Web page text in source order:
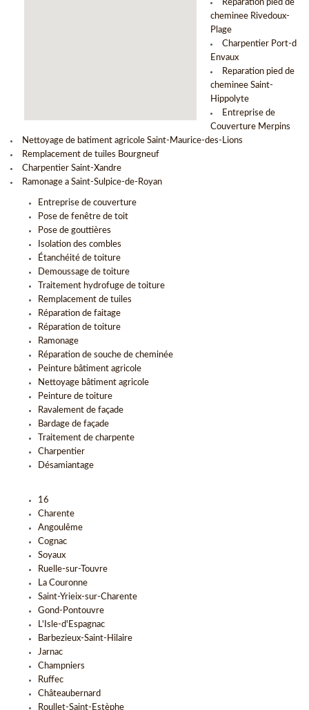
Reparation pied de
cheminee Rivedoux-
Plage
Charpentier Port-d
Envaux
Reparation pied de
cheminee Saint-
Hippolyte
Entreprise de
Couverture Merpins
Nettoyage de batiment agricole Saint-Maurice-des-Lions
Remplacement de tuiles Bourgneuf
Charpentier Saint-Xandre
Ramonage a Saint-Sulpice-de-Royan
Entreprise de couverture
Pose de fenêtre de toit
Pose de gouttières
Isolation des combles
Étanchéité de toiture
Demoussage de toiture
Traitement hydrofuge de toiture
Remplacement de tuiles
Réparation de faitage
Réparation de toiture
Ramonage
Réparation de souche de cheminée
Peinture bâtiment agricole
Nettoyage bâtiment agricole
Peinture de toiture
Ravalement de façade
Bardage de façade
Traitement de charpente
Charpentier
Désamiantage
16
Charente
Angoulême
Cognac
Soyaux
Ruelle-sur-Touvre
La Couronne
Saint-Yrieix-sur-Charente
Gond-Pontouvre
L'Isle-d'Espagnac
Barbezieux-Saint-Hilaire
Jarnac
Champniers
Ruffec
Châteaubernard
Roullet-Saint-Estèphe